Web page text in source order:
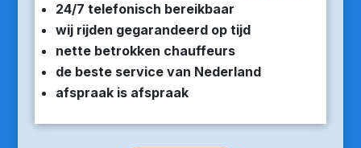
24/7 telefonisch bereikbaar
wij rijden gegarandeerd op tijd
nette betrokken chauffeurs
de beste service van Nederland
afspraak is afspraak